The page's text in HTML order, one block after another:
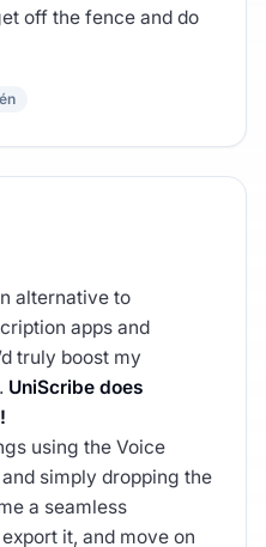
off the fence and do
alternative to
apps and
truly boost my
UniScribe does
using the Voice
simply dropping the
a seamless
it, and move on